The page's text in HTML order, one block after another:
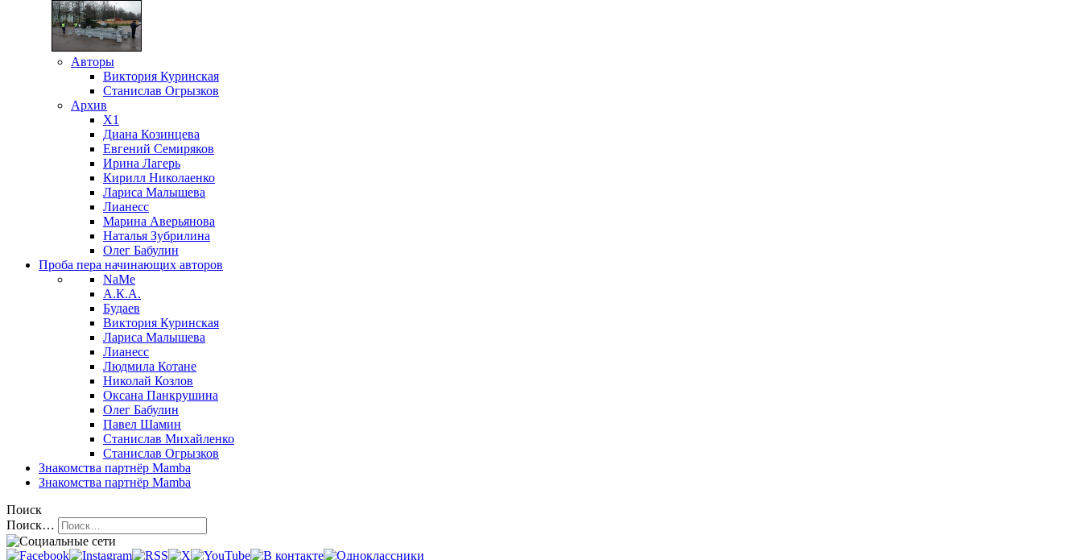
Авторы
Виктория Куринская
Станислав Огрызков
Архив
X1
Диана Козинцева
Евгений Семиряков
Ирина Лагерь
Кирилл Николаенко
Лариса Малышева
Лианесс
Марина Аверьянова
Наталья Зубрилина
Олег Бабулин
Проба пера начинающих авторов
NaMe
А.К.А.
Будаев
Виктория Куринская
Лариса Малышева
Лианесс
Людмила Котане
Николай Козлов
Оксана Панкрушина
Олег Бабулин
Павел Шамин
Станислав Михайленко
Станислав Огрызков
Знакомства партнёр Mamba
Знакомства партнёр Mamba
Поиск
Поиск…